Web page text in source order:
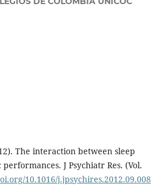
The interaction between sleep
J Psychiatr Res. (Vol.
10.1016/j.jpsychires.2012.09.008